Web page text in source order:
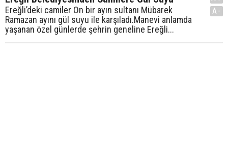
Ereğli’deki camiler On bir ayın sultanı Mübarek
Ramazan ayını gül suyu ile karşıladı.Manevi anlamda
yaşanan özel günlerde şehrin geneline Ereğli...
A-